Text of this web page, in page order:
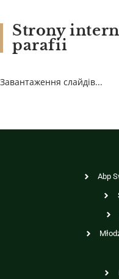
Strony
parafii
Завантаження слайдів...
Abp